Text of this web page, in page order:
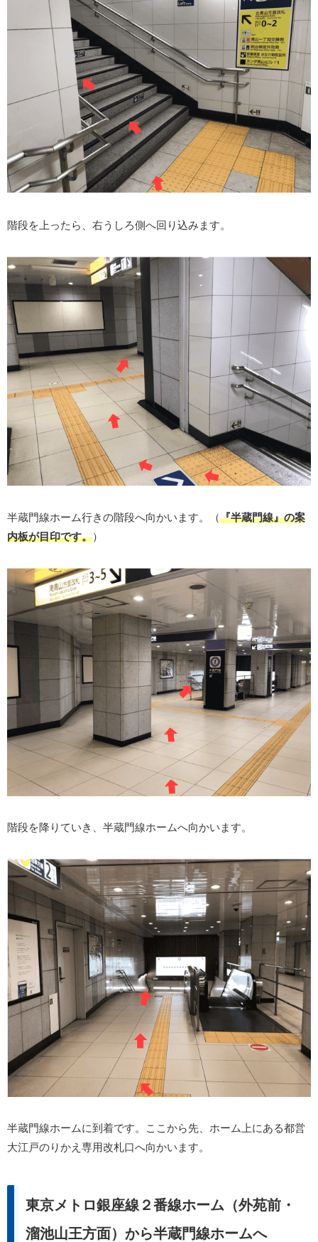
階段を上ったら、右うしろ側へ回り込みます。
半蔵門線ホーム行きの階段へ向かいます。（『半蔵門線』の案
内板が目印です。）
階段を降りていき、半蔵門線ホームへ向かいます。
半蔵門線ホームに到着です。ここから先、ホーム上にある都営
大江戸のりかえ専用改札口へ向かいます。
東京メトロ銀座線２番線ホーム（外苑前・
溜池山王方面）から半蔵門線ホームへ